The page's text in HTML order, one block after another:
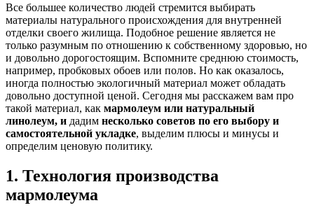
Все большее количество людей стремится выбирать
материалы натурального происхождения для внутренней
отделки своего жилища. Подобное решение является не
только разумным по отношению к собственному здоровью, но
и довольно дорогостоящим. Вспомните среднюю стоимость,
например, пробковых обоев или полов. Но как оказалось,
иногда полностью экологичный материал может обладать
довольно доступной ценой. Сегодня мы расскажем вам про
такой материал, как мармолеум или натуральный
линолеум, и дадим несколько советов по его выбору и
самостоятельной укладке, выделим плюсы и минусы и
определим ценовую политику.
1. Технология производства
мармолеума